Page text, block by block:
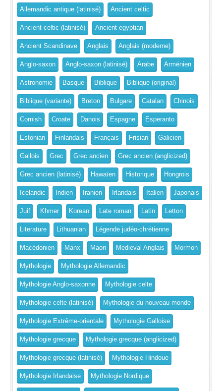
Allemandic antique (latinisé) Ancient celtic
Ancient celtic (latinisé) Ancient egyptian
Ancient Scandinave Anglais Anglais (moderne)
Anglo-saxon Anglo-saxon (latinisé) Arabe Arménien
Astronomie Basque Biblique Biblique (original)
Biblique (variante) Breton Bulgare Catalan Chinois
Cornish Croate Danois Espagne Esperanto
Estonian Finlandais Français Frisian Galicien
Gallois Grec Grec ancien Grec ancien (anglicized)
Grec ancien (latinisé) Hawaïen Historique Hongrois
Icelandic Indien Iranien Irlandais Italien Japonais
Juif Khmer Korean Late roman Latin Letton
Literature Lithuanian Légende judéo-chrétienne
Macédonien Manx Maori Medieval Anglais Mormon
Mythologie Mythologie Allemandic
Mythologie Anglo-saxonne Mythologie celte
Mythologie celte (latinisé) Mythologie du nouveau monde
Mythologie Extrême-orientale Mythologie Galloise
Mythologie grecque Mythologie grecque (anglicized)
Mythologie grecque (latinisé) Mythologie Hindoue
Mythologie Irlandaise Mythologie Nordique